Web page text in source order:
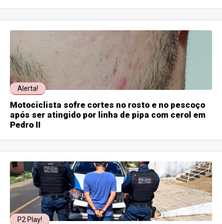
Alerta!
Motociclista sofre cortes no rosto e no pescoço
após ser atingido por linha de pipa com cerol em
Pedro II
P2 Play!